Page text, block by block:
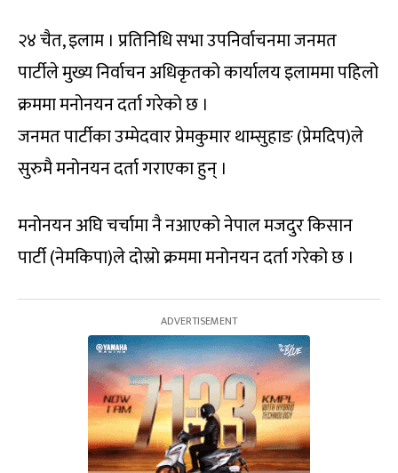
२४ चैत, इलाम । प्रतिनिधि सभा उपनिर्वाचनमा जनमत
पार्टीले मुख्य निर्वाचन अधिकृतको कार्यालय इलाममा पहिलो
क्रममा मनोनयन दर्ता गरेको छ ।
जनमत पार्टीका उम्मेदवार प्रेमकुमार थाम्सुहाङ (प्रेमदिप)ले
सुरुमै मनोनयन दर्ता गराएका हुन् ।
मनोनयन अघि चर्चामा नै नआएको नेपाल मजदुर किसान
पार्टी (नेमकिपा)ले दोस्रो क्रममा मनोनयन दर्ता गरेको छ ।